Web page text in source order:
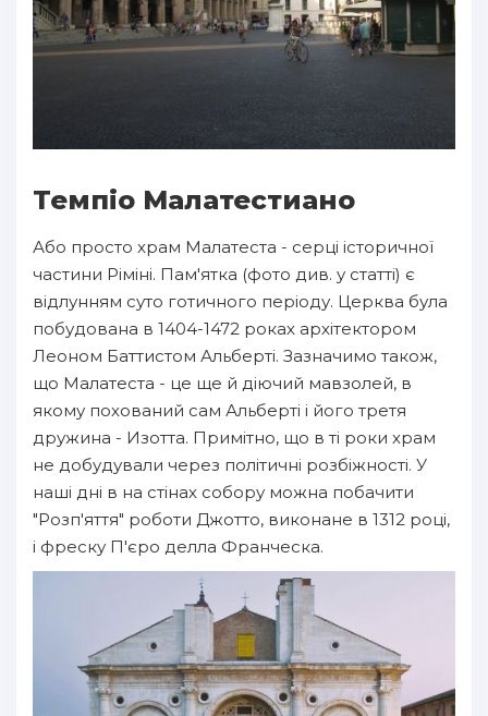
Темпіо Малатестиано
Або просто храм Малатеста - серці історичної
частини Ріміні. Пам'ятка (фото див. у статті) є
відлунням суто готичного періоду. Церква була
побудована в 1404-1472 роках архітектором
Леоном Баттистом Альберті. Зазначимо також,
що Малатеста - це ще й діючий мавзолей, в
якому похований сам Альберті і його третя
дружина - Изотта. Примітно, що в ті роки храм
не добудували через політичні розбіжності. У
наші дні в на стінах собору можна побачити
"Розп'яття" роботи Джотто, виконане в 1312 році,
і фреску П'єро делла Франческа.